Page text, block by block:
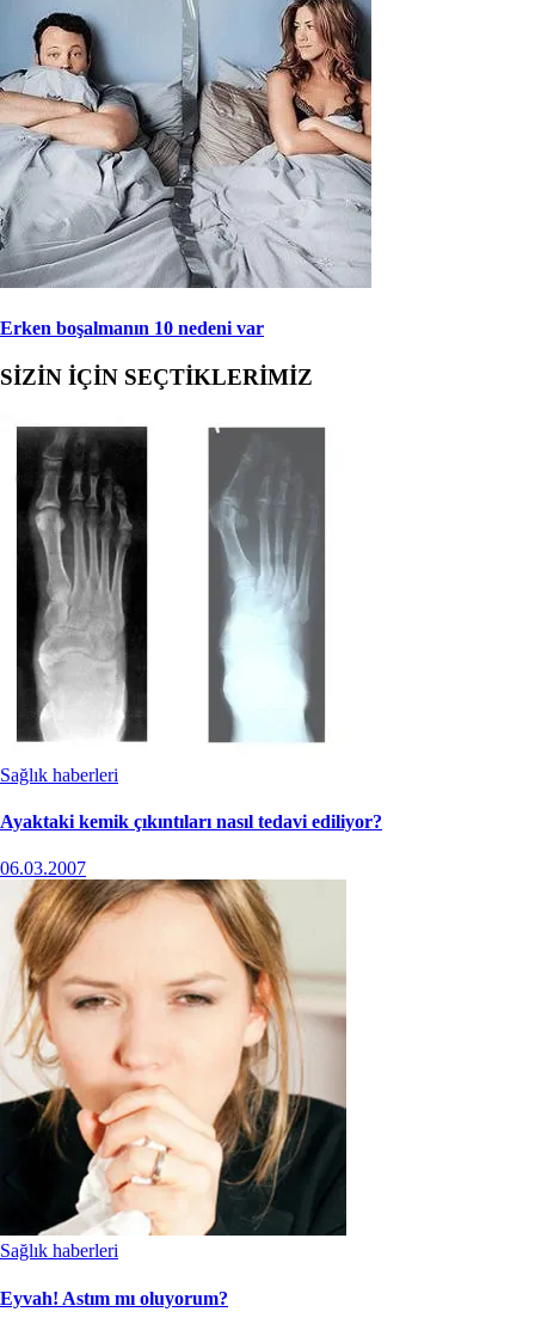
Erken boşalmanın 10 nedeni var
SİZİN İÇİN SEÇTİKLERİMİZ
Sağlık haberleri
Ayaktaki kemik çıkıntıları nasıl tedavi ediliyor?
06.03.2007
Sağlık haberleri
Eyvah! Astım mı oluyorum?